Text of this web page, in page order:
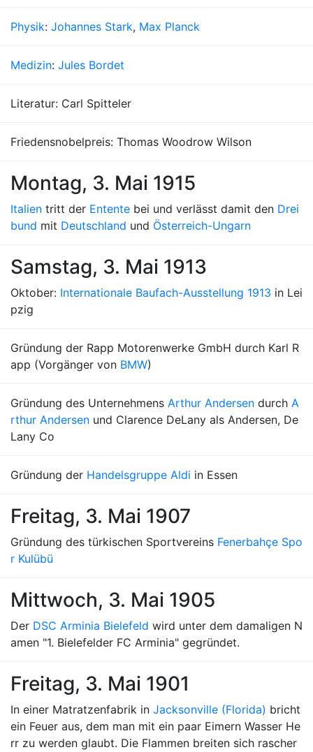
Physik: Johannes Stark, Max Planck
Medizin: Jules Bordet
Literatur: Carl Spitteler
Friedensnobelpreis: Thomas Woodrow Wilson
Montag, 3. Mai 1915
Italien tritt der Entente bei und verlässt damit den Drei
bund mit Deutschland und Österreich-Ungarn
Samstag, 3. Mai 1913
Oktober: Internationale Baufach-Ausstellung 1913 in Lei
pzig
Gründung der Rapp Motorenwerke GmbH durch Karl R
app (Vorgänger von BMW)
Gründung des Unternehmens Arthur Andersen durch A
rthur Andersen und Clarence DeLany als Andersen, De
Lany Co
Gründung der Handelsgruppe Aldi in Essen
Freitag, 3. Mai 1907
Gründung des türkischen Sportvereins Fenerbahçe Spo
r Kulübü
Mittwoch, 3. Mai 1905
Der DSC Arminia Bielefeld wird unter dem damaligen N
amen "1. Bielefelder FC Arminia" gegründet.
Freitag, 3. Mai 1901
In einer Matratzenfabrik in Jacksonville (Florida) bricht
ein Feuer aus, dem man mit ein paar Eimern Wasser He
rr zu werden glaubt. Die Flammen breiten sich rascher